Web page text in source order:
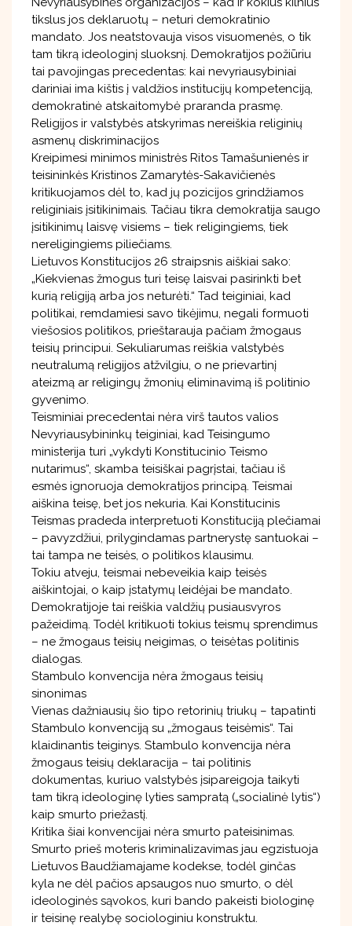
tikslus jos deklaruotų – neturi demokratinio
mandato. Jos neatstovauja visos visuomenės, o tik
tam tikrą ideologinį sluoksnį. Demokratijos požiūriu
tai pavojingas precedentas: kai nevyriausybiniai
dariniai ima kištis į valdžios institucijų kompetenciją,
demokratinė atskaitomybė praranda prasmę.
Religijos ir valstybės atskyrimas nereiškia religinių
asmenų diskriminacijos
Kreipimesi minimos ministrės Ritos Tamašunienės ir
teisininkės Kristinos Zamarytės-Sakavičienės
kritikuojamos dėl to, kad jų pozicijos grindžiamos
religiniais įsitikinimais. Tačiau tikra demokratija saugo
įsitikinimų laisvę visiems – tiek religingiems, tiek
nereligingiems piliečiams.
Lietuvos Konstitucijos 26 straipsnis aiškiai sako:
„Kiekvienas žmogus turi teisę laisvai pasirinkti bet
kurią religiją arba jos neturėti.“ Tad teiginiai, kad
politikai, remdamiesi savo tikėjimu, negali formuoti
viešosios politikos, prieštarauja pačiam žmogaus
teisių principui. Sekuliarumas reiškia valstybės
neutralumą religijos atžvilgiu, o ne prievartinį
ateizmą ar religingų žmonių eliminavimą iš politinio
gyvenimo.
Teisminiai precedentai nėra virš tautos valios
Nevyriausybininkų teiginiai, kad Teisingumo
ministerija turi „vykdyti Konstitucinio Teismo
nutarimus“, skamba teisiškai pagrįstai, tačiau iš
esmės ignoruoja demokratijos principą. Teismai
aiškina teisę, bet jos nekuria. Kai Konstitucinis
Teismas pradeda interpretuoti Konstituciją plečiamai
– pavyzdžiui, prilygindamas partnerystę santuokai –
tai tampa ne teisės, o politikos klausimu.
Tokiu atveju, teismai nebeveikia kaip teisės
aiškintojai, o kaip įstatymų leidėjai be mandato.
Demokratijoje tai reiškia valdžių pusiausvyros
pažeidimą. Todėl kritikuoti tokius teismų sprendimus
– ne žmogaus teisių neigimas, o teisėtas politinis
dialogas.
Stambulo konvencija nėra žmogaus teisių
sinonimas
Vienas dažniausių šio tipo retorinių triukų – tapatinti
Stambulo konvenciją su „žmogaus teisėmis“. Tai
klaidinantis teiginys. Stambulo konvencija nėra
žmogaus teisių deklaracija – tai politinis
dokumentas, kuriuo valstybės įsipareigoja taikyti
tam tikrą ideologinę lyties sampratą („socialinė lytis“)
kaip smurto priežastį.
Kritika šiai konvencijai nėra smurto pateisinimas.
Smurto prieš moteris kriminalizavimas jau egzistuoja
Lietuvos Baudžiamajame kodekse, todėl ginčas
kyla ne dėl pačios apsaugos nuo smurto, o dėl
ideologinės sąvokos, kuri bando pakeisti biologinę
ir teisinę realybę sociologiniu konstruktu.